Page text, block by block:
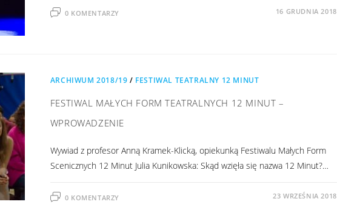
0 KOMENTARZY 16 GRUDNIA 2018
ARCHIWUM 2018/19 / FESTIWAL TEATRALNY 12 MINUT
FESTIWAL MAŁYCH FORM TEATRALNYCH 12 MINUT –
WPROWADZENIE
Wywiad z profesor Anną Kramek-Klicką, opiekunką Festiwalu Małych Form
Scenicznych 12 Minut Julia Kunikowska: Skąd wzięła się nazwa 12 Minut?…
0 KOMENTARZY 23 WRZEŚNIA 2018